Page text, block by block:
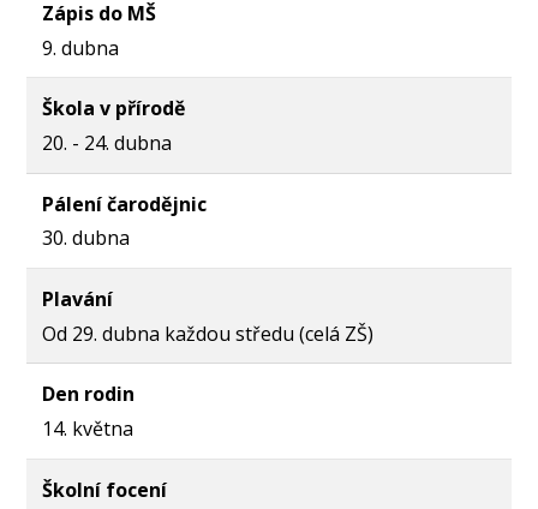
Zápis do MŠ
9. dubna
Škola v přírodě
20. - 24. dubna
Pálení čarodějnic
30. dubna
Plavání
Od 29. dubna každou středu (celá ZŠ)
Den rodin
14. května
Školní focení